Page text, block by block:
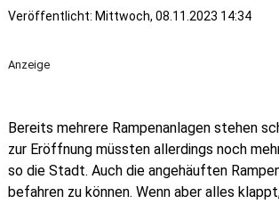
Veröffentlicht: Mittwoch, 08.11.2023 14:34
Anzeige
Bereits mehrere Rampenanlagen stehen
zur Eröffnung müssten allerdings noch
so die Stadt. Auch die angehäuften
befahren zu können. Wenn aber alles